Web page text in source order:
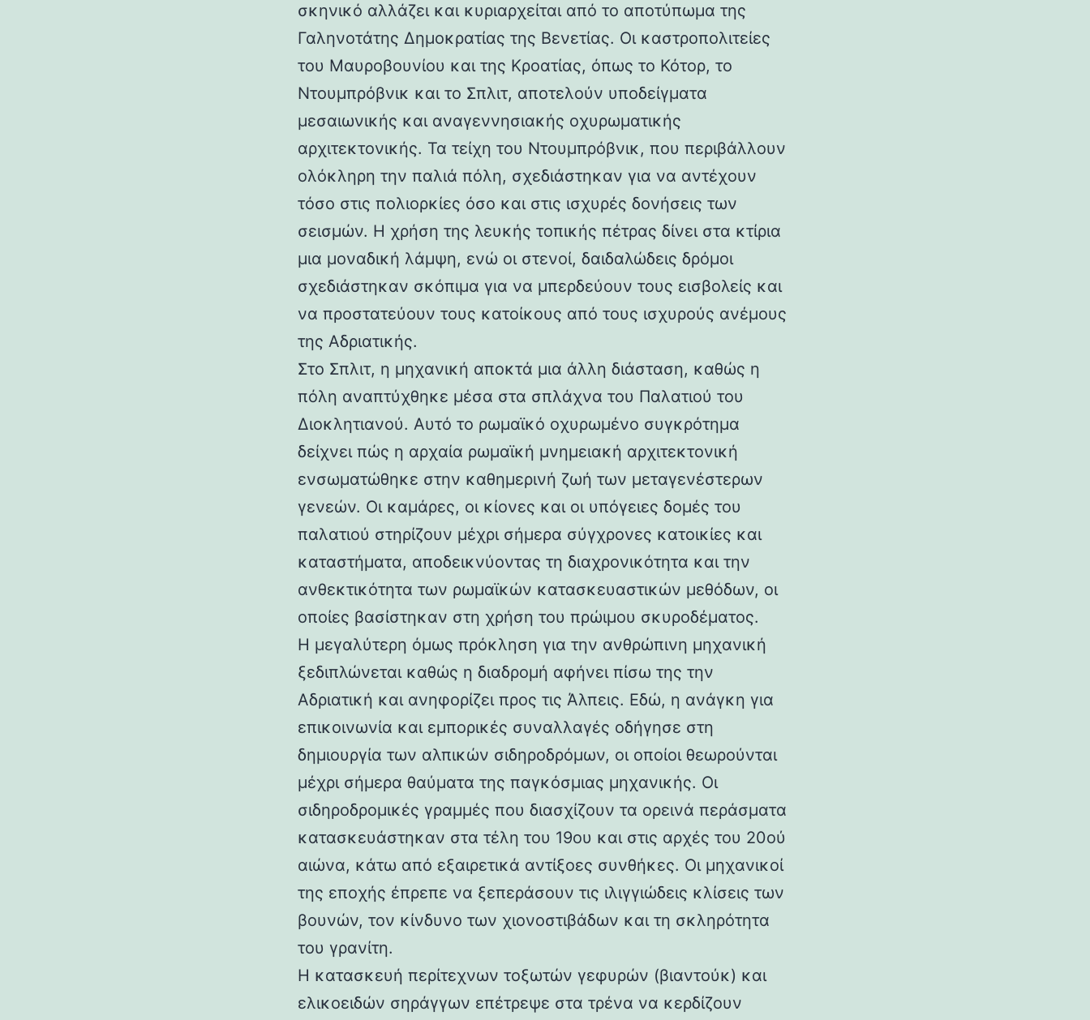
σκηνικό αλλάζει και κυριαρχείται από το αποτύπωμα της
Γαληνοτάτης Δημοκρατίας της Βενετίας. Οι καστροπολιτείες
του Μαυροβουνίου και της Κροατίας, όπως το Κότορ, το
Ντουμπρόβνικ και το Σπλιτ, αποτελούν υποδείγματα
μεσαιωνικής και αναγεννησιακής οχυρωματικής
αρχιτεκτονικής. Τα τείχη του Ντουμπρόβνικ, που περιβάλλουν
ολόκληρη την παλιά πόλη, σχεδιάστηκαν για να αντέχουν
τόσο στις πολιορκίες όσο και στις ισχυρές δονήσεις των
σεισμών. Η χρήση της λευκής τοπικής πέτρας δίνει στα κτίρια
μια μοναδική λάμψη, ενώ οι στενοί, δαιδαλώδεις δρόμοι
σχεδιάστηκαν σκόπιμα για να μπερδεύουν τους εισβολείς και
να προστατεύουν τους κατοίκους από τους ισχυρούς ανέμους
της Αδριατικής.
Στο Σπλιτ, η μηχανική αποκτά μια άλλη διάσταση, καθώς η
πόλη αναπτύχθηκε μέσα στα σπλάχνα του Παλατιού του
Διοκλητιανού. Αυτό το ρωμαϊκό οχυρωμένο συγκρότημα
δείχνει πώς η αρχαία ρωμαϊκή μνημειακή αρχιτεκτονική
ενσωματώθηκε στην καθημερινή ζωή των μεταγενέστερων
γενεών. Οι καμάρες, οι κίονες και οι υπόγειες δομές του
παλατιού στηρίζουν μέχρι σήμερα σύγχρονες κατοικίες και
καταστήματα, αποδεικνύοντας τη διαχρονικότητα και την
ανθεκτικότητα των ρωμαϊκών κατασκευαστικών μεθόδων, οι
οποίες βασίστηκαν στη χρήση του πρώιμου σκυροδέματος.
Η μεγαλύτερη όμως πρόκληση για την ανθρώπινη μηχανική
ξεδιπλώνεται καθώς η διαδρομή αφήνει πίσω της την
Αδριατική και ανηφορίζει προς τις Άλπεις. Εδώ, η ανάγκη για
επικοινωνία και εμπορικές συναλλαγές οδήγησε στη
δημιουργία των αλπικών σιδηροδρόμων, οι οποίοι θεωρούνται
μέχρι σήμερα θαύματα της παγκόσμιας μηχανικής. Οι
σιδηροδρομικές γραμμές που διασχίζουν τα ορεινά περάσματα
κατασκευάστηκαν στα τέλη του 19ου και στις αρχές του 20ού
αιώνα, κάτω από εξαιρετικά αντίξοες συνθήκες. Οι μηχανικοί
της εποχής έπρεπε να ξεπεράσουν τις ιλιγγιώδεις κλίσεις των
βουνών, τον κίνδυνο των χιονοστιβάδων και τη σκληρότητα
του γρανίτη.
Η κατασκευή περίτεχνων τοξωτών γεφυρών (βιαντούκ) και
ελικοειδών σηράγγων επέτρεψε στα τρένα να κερδίζουν